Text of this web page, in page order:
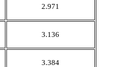
2.971
3.136
3.384